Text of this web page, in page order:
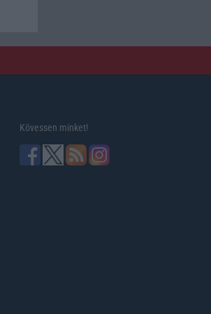
Kövessen minket!